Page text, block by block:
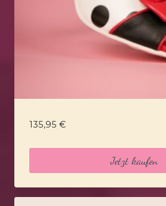
135,95 €
Jetzt kaufen